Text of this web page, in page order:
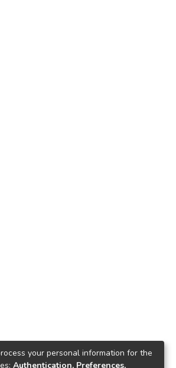
your personal information for the
Authentication, Preferences,